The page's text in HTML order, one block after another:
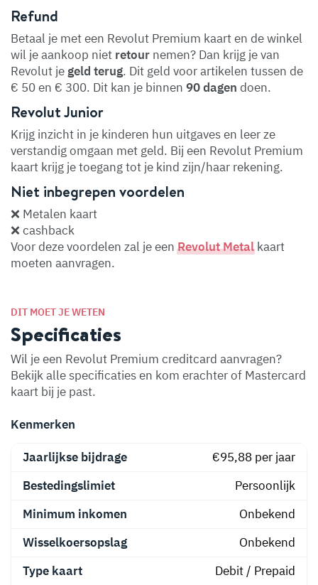
Refund
Betaal je met een Revolut Premium kaart en de winkel
wil je aankoop niet retour nemen? Dan krijg je van
Revolut je geld terug. Dit geld voor artikelen tussen de
€ 50 en € 300. Dit kan je binnen 90dagen doen.
Revolut Junior
Krijg inzicht in je kinderen hun uitgaves en leer ze
verstandig omgaan met geld. Bij een Revolut Premium
kaart krijg je toegang tot je kind zijn/haar rekening.
Niet inbegrepen voordelen
❌ Metalen kaart
❌ cashback
Voor deze voordelen zal je eenRevolut Metalkaart
moeten aanvragen.
DIT MOET JE WETEN
Specificaties
Wil je een Revolut Premium creditcard aanvragen?
Bekijk alle specificaties en kom erachter of Mastercard
kaart bij je past.
Kenmerken
Jaarlijkse bijdrage
€95,88 per jaar
Bestedingslimiet
Persoonlijk
Minimum inkomen
Onbekend
Wisselkoersopslag
Onbekend
Type kaart
Debit / Prepaid